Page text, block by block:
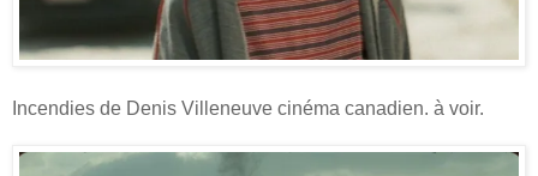
Incendies de Denis Villeneuve cinéma canadien. à voir.